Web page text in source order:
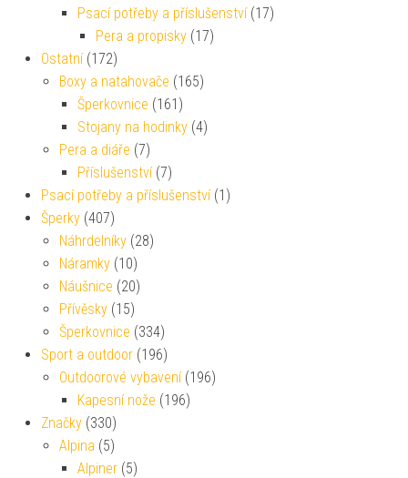
Psací potřeby a příslušenství (17)
Pera a propisky (17)
Ostatní (172)
Boxy a natahovače (165)
Šperkovnice (161)
Stojany na hodinky (4)
Pera a diáře (7)
Příslušenství (7)
Psací potřeby a příslušenství (1)
Šperky (407)
Náhrdelníky (28)
Náramky (10)
Náušnice (20)
Přívěsky (15)
Šperkovnice (334)
Sport a outdoor (196)
Outdoorové vybavení (196)
Kapesní nože (196)
Značky (330)
Alpina (5)
Alpiner (5)